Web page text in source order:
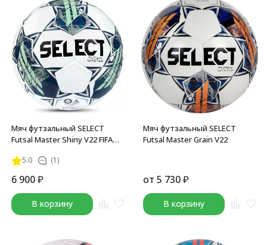
Мяч футзальный SELECT
Futsal Master Shiny V22 FIFA
5.0 (1)
6 900₽
В корзину
Мяч футзальный SELECT
Futsal Master Grain V22
от 5 730₽
В корзину